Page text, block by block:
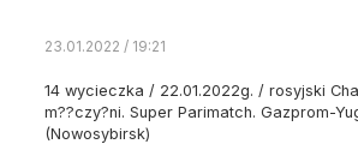
23.01.2022 / 19:21
14 wycieczka / 22.01.2022g. / rosyjski
m??czy?ni. Super Parimatch. Gazprom-
(Nowosybirsk)